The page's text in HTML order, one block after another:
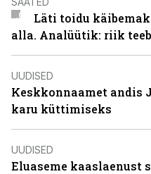
Läti toidu
alla. Analüütik: riik
UUDISED
Keskkonnaamet andis
karu küttimiseks
UUDISED
Eluaseme kaaslaenust